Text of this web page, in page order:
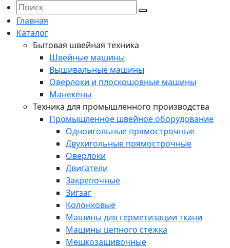
Главная
Каталог
Бытовая швейная техника
Швейные машины
Вышивальные машины
Оверлоки и плоскошовные машины
Манекены
Техника для промышленного производства
Промышленное швейное оборудование
Одноигольные прямострочные
Двухигольные прямострочные
Оверлоки
Двигатели
Закрепочные
Зигзаг
Колонковые
Машины для герметизации ткани
Машины цепного стежка
Мешкозашивочные